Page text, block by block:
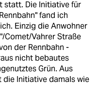
statt. Die Initiative für
fand ich
Einzig die Anwohner
Comet/Vahrer Straße
der Rennbahn -
nicht bebautes
Grün. Aus
die Initiative damals wie